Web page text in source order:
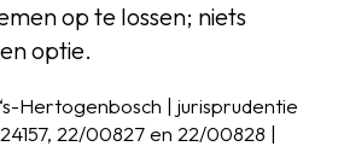
op te lossen; niets
optie.
Hertogenbosch | jurisprudentie
22/00827 en 22/00828 |